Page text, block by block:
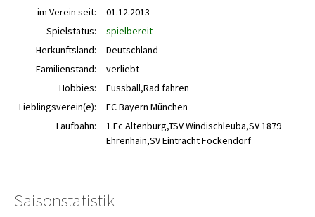
im Verein seit:
01.12.2013
Spielstatus:
spielbereit
Herkunftsland:
Deutschland
Familienstand:
verliebt
Hobbies:
Fussball,Rad fahren
Lieblingsverein(e):
FC Bayern München
Laufbahn:
1.Fc Altenburg,TSV Windischleuba,SV 1879
Ehrenhain,SV Eintracht Fockendorf
Saisonstatistik